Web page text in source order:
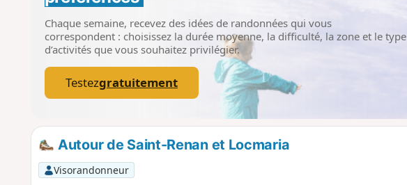
Chaque semaine, recevez des idées de randonnées qui vous
correspondent : choisissez la durée moyenne, la difficulté, la zone et le type
d’activités que vous souhaitez privilégier.
Testezgratuitement
Autour de Saint-Renan et Locmaria
Visorandonneur